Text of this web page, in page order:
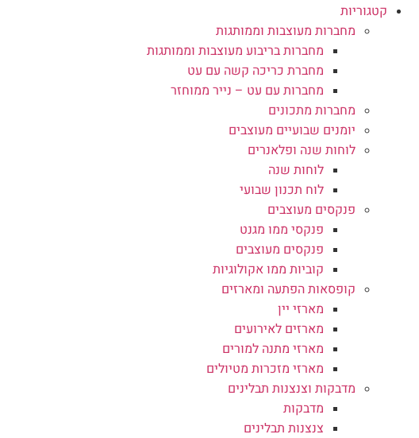
קטגוריות
מחברות מעוצבות וממותגות
מחברות בריבוע מעוצבות וממותגות
מחברת כריכה קשה עם עט
מחברות עם עט – נייר ממוחזר
מחברות מתכונים
יומנים שבועיים מעוצבים
לוחות שנה ופלאנרים
לוחות שנה
לוח תכנון שבועי
פנקסים מעוצבים
פנקסי ממו מגנט
פנקסים מעוצבים
קוביות ממו אקולוגיות
קופסאות הפתעה ומארזים
מארזי יין
מארזים לאירועים
מארזי מתנה למורים
מארזי מזכרות מטיולים
מדבקות וצנצנות תבלינים
מדבקות
צנצנות תבלינים